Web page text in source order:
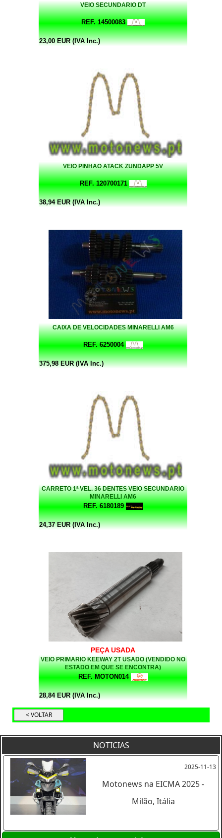
VEIO SECUNDARIO DT
REF. 14500083
23,00 EUR (IVA Inc.)
VEIO PINHAO ATACK ZUNDAPP 5V
REF. 120700171
38,94 EUR (IVA Inc.)
CAIXA DE VELOCIDADES MINARELLI AM6
REF. 6250004
375,98 EUR (IVA Inc.)
CARRETO 1ª VEL. 36 DENTES VEIO SECUNDARIO
MINARELLI AM6
REF. 6180189
24,37 EUR (IVA Inc.)
PEÇA USADA
VEIO PRIMARIO KEEWAY 2T USADO (VENDIDO NO
ESTADO EM QUE SE ENCONTRA)
REF. MOTON014
28,84 EUR (IVA Inc.)
NOTICIAS
2025-11-13
Motonews na EICMA 2025 -
Milão, Itália